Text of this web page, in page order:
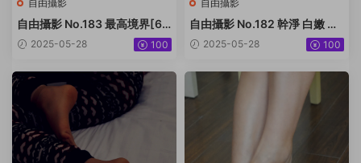
自由攝影
自由攝影 No.183 最高境界[61
P-57.2M]
2025-05-28 100
自由攝影
自由攝影 No.182 幹淨 白嫩 黑
甲[50P-52.9M]
2025-05-28 100